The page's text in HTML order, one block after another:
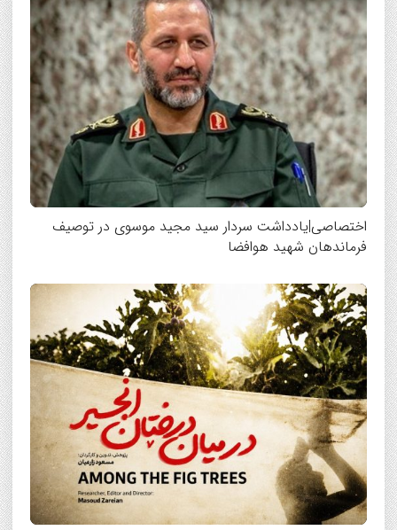
اختصاصی|یادداشت سردار سید مجید موسوی در توصیف
فرماندهان شهید هوافضا